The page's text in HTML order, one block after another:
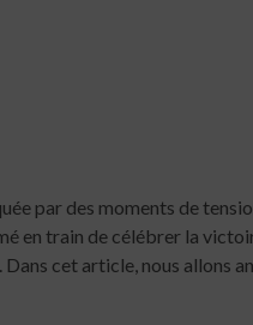
par des moments de
en train de célébrer la
cet article, nous allons